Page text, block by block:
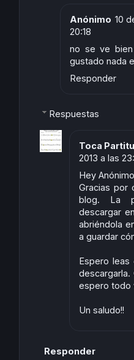
t
Anónimo 10
20:18
no se ve bien
gustado nada
Responder
Respuestas
Toca
2013 a las
Hey
Gracias por
blog. La
descargar
abriéndola
a guardar
Espero
descargarla.
espero todo
Un saludo!!
Responder